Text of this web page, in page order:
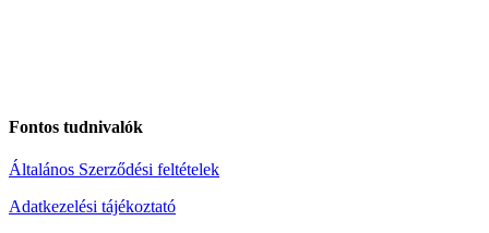
Fontos tudnivalók
Általános Szerződési feltételek
Adatkezelési tájékoztató